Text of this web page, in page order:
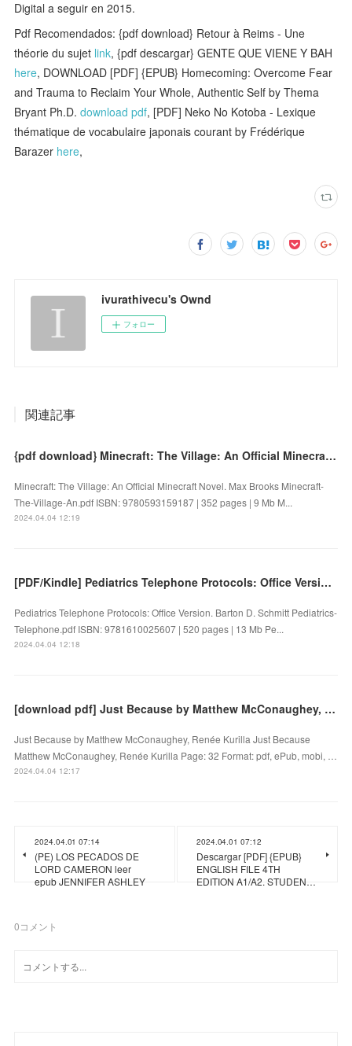
Digital a seguir en 2015.
Pdf Recomendados: {pdf download} Retour à Reims - Une
théorie du sujet link, {pdf descargar} GENTE QUE VIENE Y BAH
here, DOWNLOAD [PDF] {EPUB} Homecoming: Overcome Fear
and Trauma to Reclaim Your Whole, Authentic Self by Thema
Bryant Ph.D.download pdf, [PDF] Neko No Kotoba - Lexique
thématique de vocabulaire japonais courant by Frédérique
Barazer here,
ivurathivecu's Ownd
フォロー
関連記事
{pdf download} Minecraft: The Village: An Official Minecraft Novel by Max Brooks
Minecraft: The Village: An Official Minecraft Novel. Max Brooks Minecraft-
The-Village-An.pdf ISBN: 9780593159187 | 352 pages | 9 Mb M...
2024.04.04 12:19
[PDF/Kindle] Pediatrics Telephone Protocols: Office Version by Barton D. Schmitt
Pediatrics Telephone Protocols: Office Version. Barton D. Schmitt Pediatrics-
Telephone.pdf ISBN: 9781610025607 | 520 pages | 13 Mb Pe...
2024.04.04 12:18
[download pdf] Just Because by Matthew McConaughey, Renée Kurilla
Just Because by Matthew McConaughey, Renée Kurilla Just Because
Matthew McConaughey, Renée Kurilla Page: 32 Format: pdf, ePub, mobi, …
2024.04.04 12:17
2024.04.01 07:14
(PE) LOS PECADOS DE
LORD CAMERON leer
epub JENNIFER ASHLEY
2024.04.01 07:12
Descargar [PDF] {EPUB}
ENGLISH FILE 4TH
EDITION A1/A2. STUDEN…
0コメント